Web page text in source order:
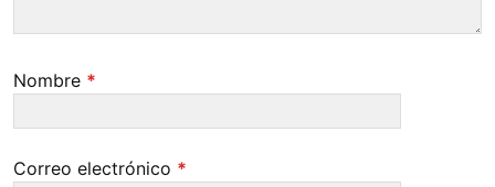
Nombre *
Correo electrónico *